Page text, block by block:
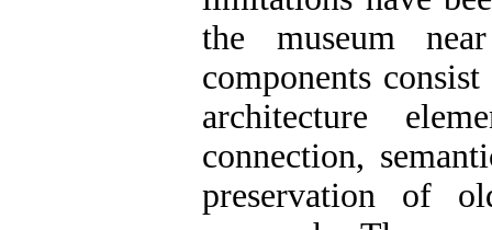
the museum
components
architecture
connection,
preservation of